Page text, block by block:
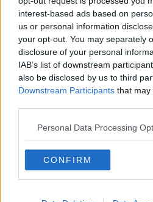
interest-based ads based on
us or personal information
your opt-out. You may separately
disclosure of your personal
IAB’s list of downstream
also be disclosed by us to third
Downstream Participants that may
Personal Data Processing
CONFIRM
Le esibizioni dei toscani
Sanremo, Nigiotti in
Eliopoli, con Donne di
Tutti i toscani sul palco
​La reazione del
Livorno in tavola, diretta